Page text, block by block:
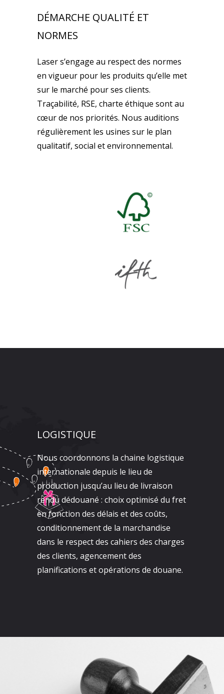
DÉMARCHE QUALITÉ ET
NORMES
Laser s’engage au respect des normes
en vigueur pour les produits qu’elle met
sur le marché pour ses clients.
Traçabilité, RSE, charte éthique sont au
cœur de nos priorités. Nous auditions
régulièrement les usines sur le plan
qualitatif, social et environnemental.
LOGISTIQUE
Nous coordonnons la chaine logistique
internationale depuis le lieu de
production jusqu’au lieu de livraison
rendu dédouané : choix optimisé du fret
en fonction des délais et des coûts,
conditionnement de la marchandise
dans le respect des cahiers des charges
des clients, agencement des
planifications et opérations de douane.